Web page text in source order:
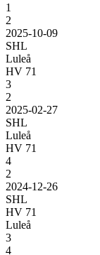
1
2
2025-10-09
SHL
Luleå
HV 71
3
2
2025-02-27
SHL
Luleå
HV 71
4
2
2024-12-26
SHL
HV 71
Luleå
3
4